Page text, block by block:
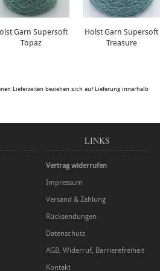
Garn Supersoft
Topaz
Holst Garn Supersoft
Treasure
Lieferzeiten beziehen sich auf Lieferung innerhalb
LINKS
Vertrag widerrufen
Impressum
Versand & Zahlung
Rücksendungen
Datenschutz
AGB, Widerruf, Barrierefreiheit
Kontakt